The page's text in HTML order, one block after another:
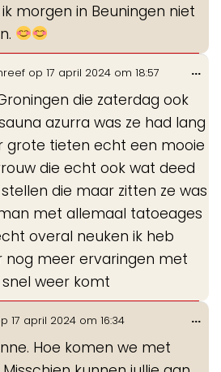
morgen in Beuningen niet
op 17 april 2024 om 18:57
die zaterdag ook
azurra was ze had lang
grote tieten echt een mooie
die echt ook wat deed
die maar zitten ze was
met allemaal tatoeages
overal neuken ik heb
nog meer ervaringen met
weer komt
...
17 april 2024 om 16:34
Hoe komen we met
...